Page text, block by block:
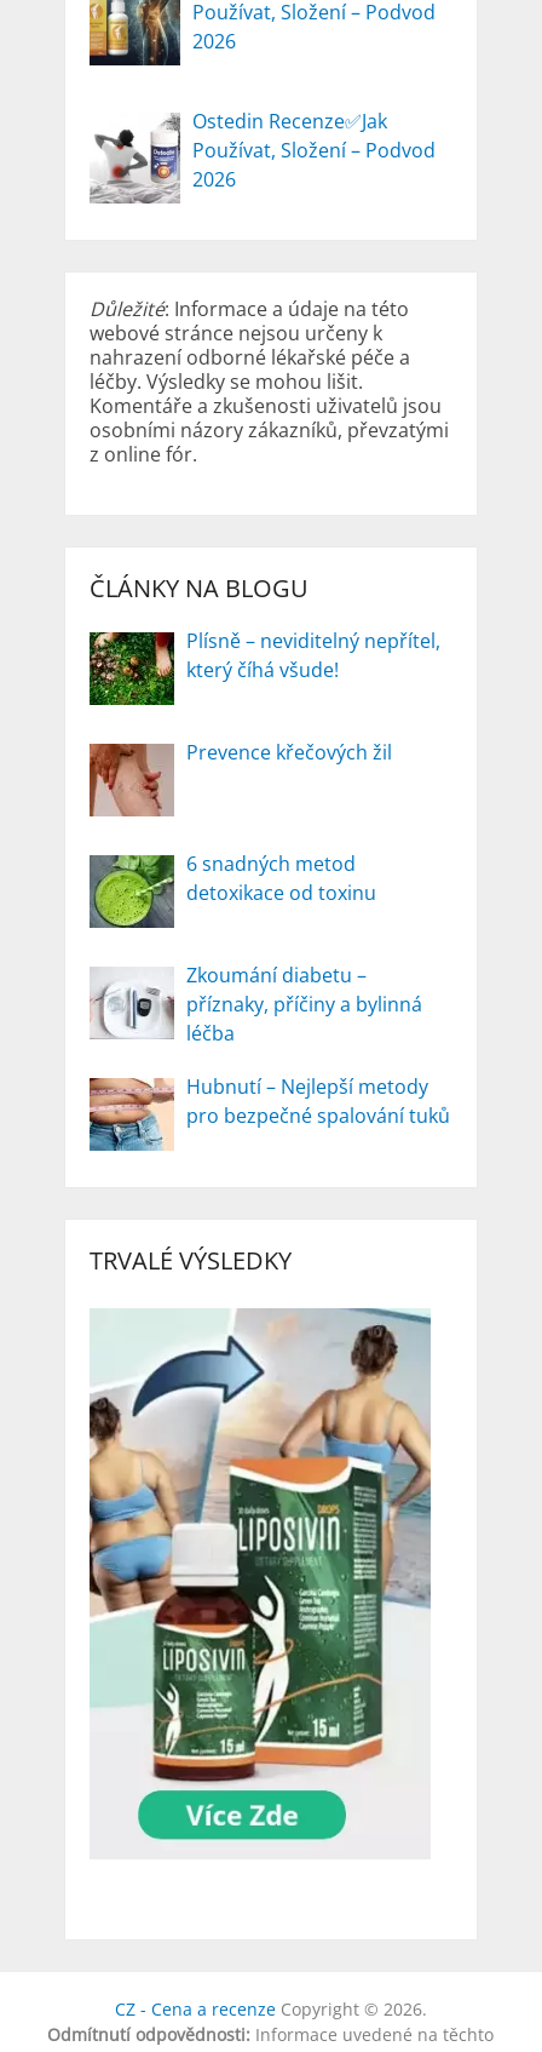
Používat, Složení – Podvod
2026
Ostedin Recenze✅Jak
Používat, Složení – Podvod
2026
Důležité: Informace a údaje na této
webové stránce nejsou určeny k
nahrazení odborné lékařské péče a
léčby. Výsledky se mohou lišit.
Komentáře a zkušenosti uživatelů jsou
osobními názory zákazníků, převzatými
z online fór.
ČLÁNKY NA BLOGU
Plísně – neviditelný nepřítel,
který číhá všude!
Prevence křečových žil
6 snadných metod
detoxikace od toxinu
Zkoumání diabetu –
příznaky, příčiny a bylinná
léčba
Hubnutí – Nejlepší metody
pro bezpečné spalování tuků
TRVALÉ VÝSLEDKY
CZ - Cena a recenzeCopyright © 2026.
Odmítnutí odpovědnosti: Informace uvedené na těchto